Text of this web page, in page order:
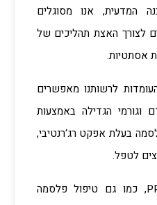
המדעית, אנו מסוגלים
לצורך האצת תהליכים של
אסתטיות.
לרשותנו מאפשרים
וגורמי הגדילה באמצעות
בעלת אפקט רג‘רנטיבי,
לטפל.
זוהי המהות של טיפול PRP, כמו גם טיפול פלסמה